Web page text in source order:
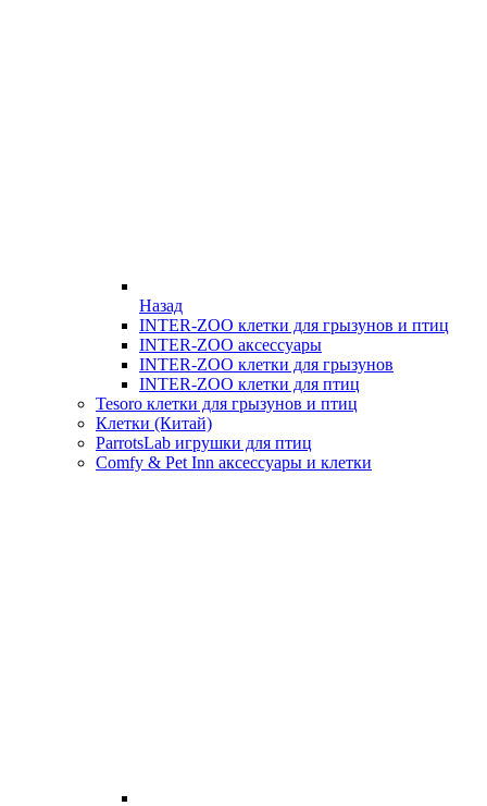
Назад
INTER-ZOO клетки для грызунов и птиц
INTER-ZOO аксессуары
INTER-ZOO клетки для грызунов
INTER-ZOO клетки для птиц
Tesoro клетки для грызунов и птиц
Клетки (Китай)
ParrotsLab игрушки для птиц
Comfy & Pet Inn аксессуары и клетки